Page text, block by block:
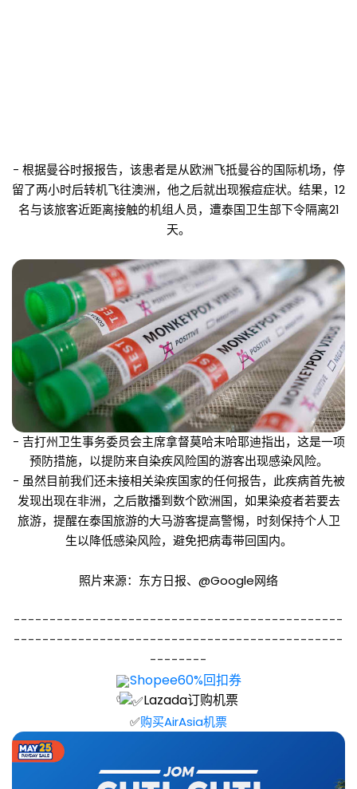
- 根据曼谷时报报告，该患者是从欧洲飞抵曼谷的国际机场，停
留了两小时后转机飞往澳洲，他之后就出现猴痘症状。结果，12
名与该旅客近距离接触的机组人员，遭泰国卫生部下令隔离21
天。
- 吉打州卫生事务委员会主席拿督莫哈末哈耶迪指出，这是一项
预防措施，以提防来自染疾风险国的游客出现感染风险。
- 虽然目前我们还未接相关染疾国家的任何报告，此疾病首先被
发现出现在非洲，之后散播到数个欧洲国，如果染疫者若要去
旅游， 提醒在泰国旅游的大马游客提高警惕，时刻保持个人卫
生以降低感染风险，避免把病毒带回国内。
照片来源：东方日报、@Google网络
----------------------------------------------
----------------------------------------------
--------
Shopee60%回扣券
Lazada订购机票
✅购买AirAsia机票